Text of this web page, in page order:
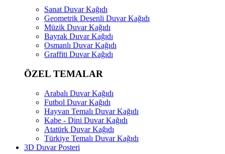
Sanat Duvar Kağıdı
Geometrik Desenli Duvar Kağıdı
Müzik Duvar Kağıdı
Bayrak Duvar Kağıdı
Osmanlı Duvar Kağıdı
Graffiti Duvar Kağıdı
ÖZEL TEMALAR
Arabalı Duvar Kağıdı
Futbol Duvar Kağıdı
Hayvan Temalı Duvar Kağıdı
Kabe - Dini Duvar Kağıdı
Atatürk Duvar Kağıdı
Türkiye Temalı Duvar Kağıdı
3D Duvar Posteri